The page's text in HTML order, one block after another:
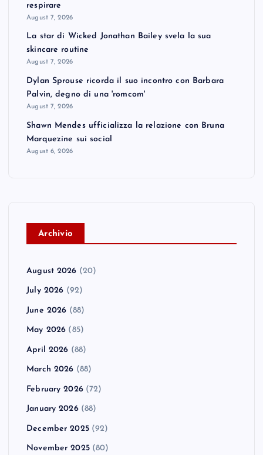
respirare
August 7, 2026
La star di Wicked Jonathan Bailey svela la sua
skincare routine
August 7, 2026
Dylan Sprouse ricorda il suo incontro con Barbara
Palvin, degno di una 'romcom'
August 7, 2026
Shawn Mendes ufficializza la relazione con Bruna
Marquezine sui social
August 6, 2026
Archivio
August 2026 (20)
July 2026 (92)
June 2026 (88)
May 2026 (85)
April 2026 (88)
March 2026 (88)
February 2026(72)
January 2026(88)
December 2025(92)
November 2025(80)